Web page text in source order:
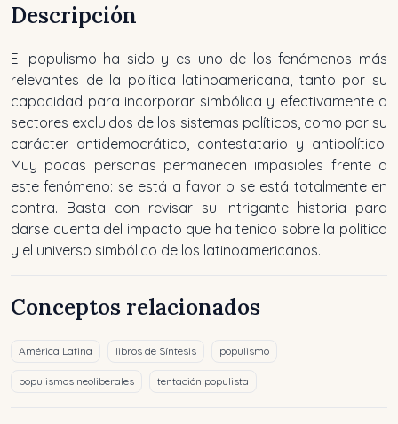
Descripción
El populismo ha sido y es uno de los fenómenos más
relevantes de la política latinoamericana, tanto por su
capacidad para incorporar simbólica y efectivamente a
sectores excluidos de los sistemas políticos, como por su
carácter antidemocrático, contestatario y antipolítico.
Muy pocas personas permanecen impasibles frente a
este fenómeno: se está a favor o se está totalmente en
contra. Basta con revisar su intrigante historia para
darse cuenta del impacto que ha tenido sobre la política
y el universo simbólico de los latinoamericanos.
Conceptos relacionados
América Latina libros de Síntesis populismo
populismos neoliberales tentación populista